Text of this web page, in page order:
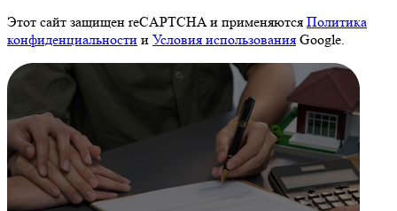
Этот сайт защищен reCAPTCHA и применяются Политика
конфиденциальности и Условия использования Google.